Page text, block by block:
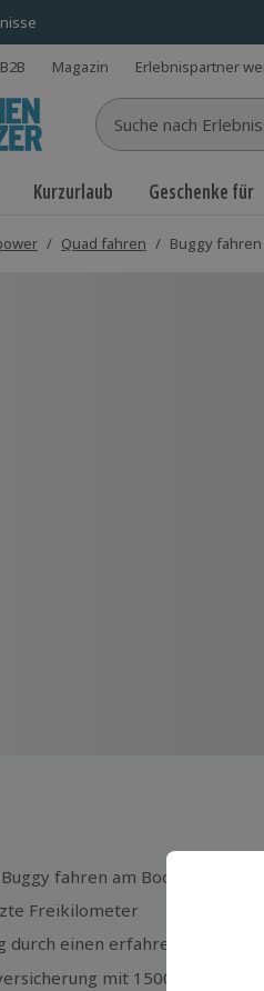
B2B Magazin Erlebnispartner
Suche nach
Kurzurlaub Geschenke für
/ Quad fahren / Buggy
fahren am Bodensee
Freikilometer
durch einen erfahrenen Guide
mit 1500 €